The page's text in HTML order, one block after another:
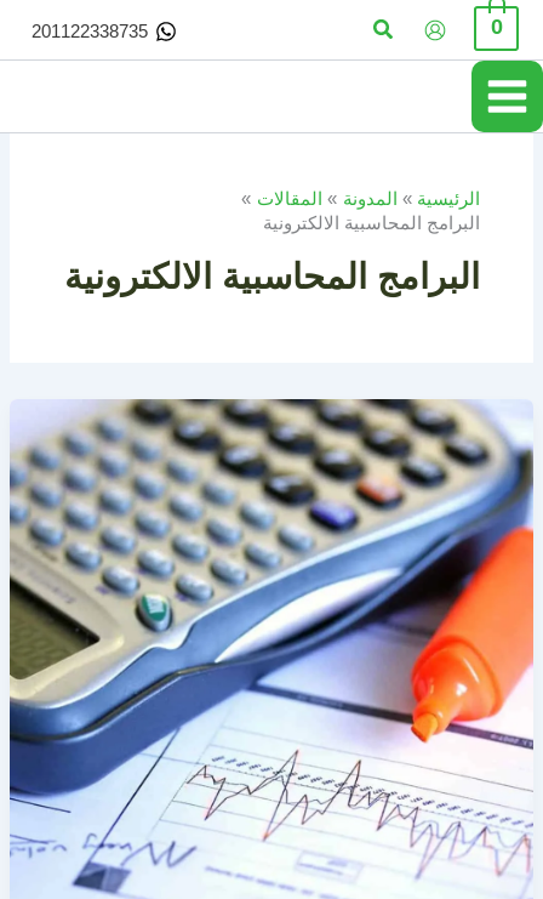
تخطي
المحتوى
0 البحث 201122338735
الرئيسية المدونة
المقالات
البرامج المحاسبية الالكترونية
البرامج المحاسبية الالكترونية